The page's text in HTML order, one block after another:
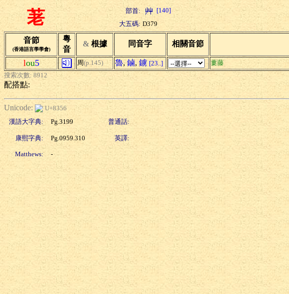
荖 部首: [140]
大五碼: D379
音節
(香港語言學學會)
粵
音
& 根據 同音字 相關音節
lou5 周(p.145) 魯, 鏀, 鐪 [23..]
蔞藤
搜索次數: 8912
配搭點:
Unicode:
U+8356
漢語大字典:
Pg.3199 普通話:
康熙字典: Pg.0959.310 英譯:
Matthews: -